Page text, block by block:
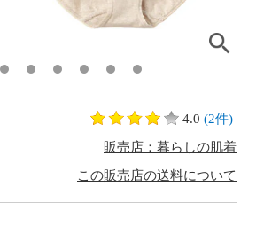
4.0 (2件)
販売店：暮らしの肌着
この販売店の送料について